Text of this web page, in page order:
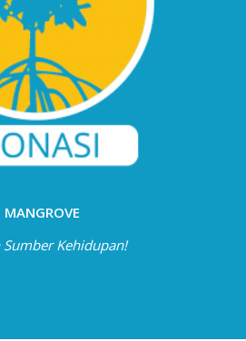
MANGROVE
Sumber Kehidupan!